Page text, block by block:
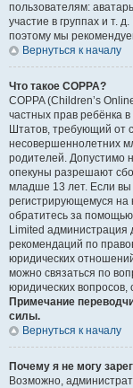
пользователям:
участие в группах и т.
поэтому мы
Вернуться к началу
Что такое COPPA?
COPPA (Children’s
частных прав ребёнка
Штатов, требующий от
несовершеннолетних
родителей. Допустимо
опекуны разрешают
младше 13 лет. Если вы
регистрирующемуся
обратитесь за
Limited
рекомендаций по
юридических
можно связаться по
юридических
Примечание
силы.
Вернуться к началу
Почему я не могу
Возможно,